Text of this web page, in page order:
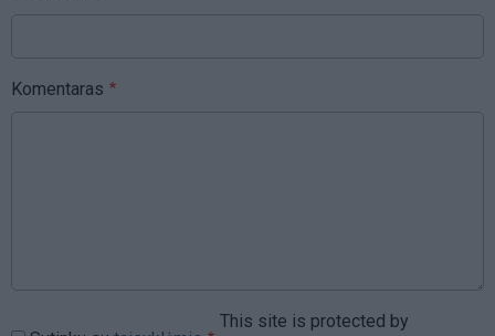
Komentaras
This site is protected by